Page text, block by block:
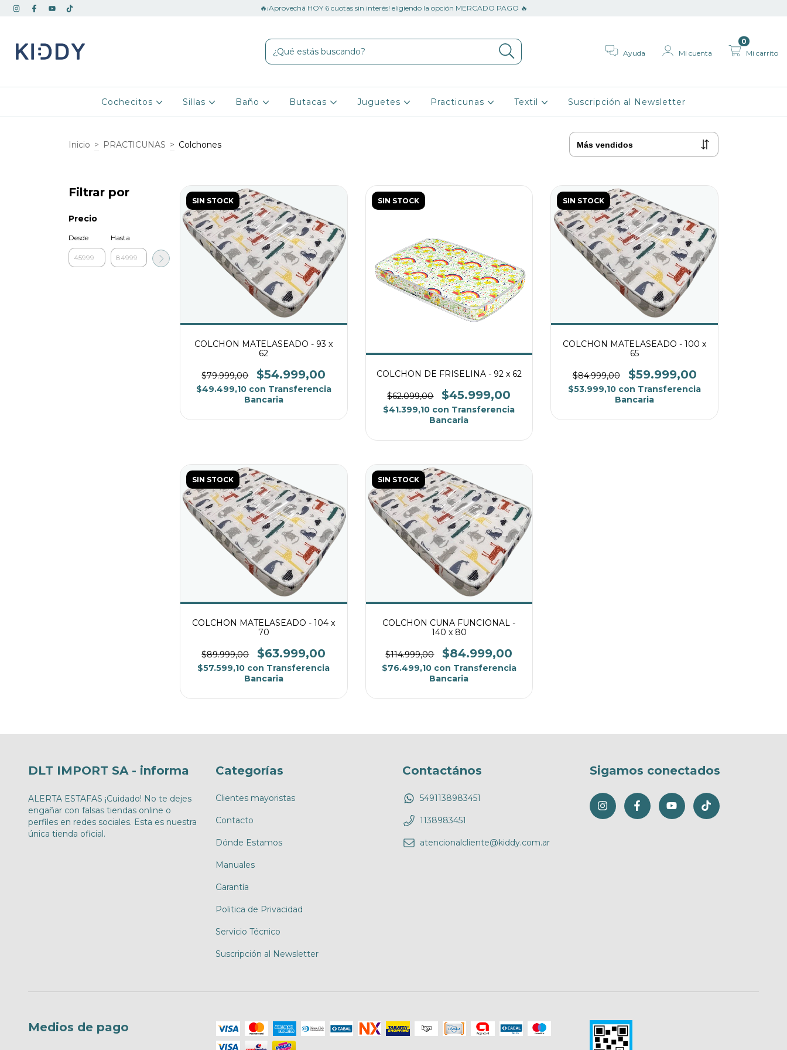
🔥¡Aprovechá HOY 6 cuotas sin interés! eligiendo la opción MERCADO PAGO 🔥
Ayuda Mi cuenta Mi carrito
0
Cochecitos Sillas Baño Butacas Juguetes Practicunas Textil Suscripción al Newsletter
Inicio > PRACTICUNAS > Colchones
Filtrar por
Precio
Desde Hasta
SIN STOCK
COLCHON MATELASEADO - 93 x
62
$79.999,00 $54.999,00
$49.499,10 con Transferencia
Bancaria
SIN STOCK
COLCHON DE FRISELINA - 92 x 62
$62.099,00 $45.999,00
$41.399,10 con Transferencia
Bancaria
SIN STOCK
COLCHON MATELASEADO - 100 x
65
$84.999,00 $59.999,00
$53.999,10 con Transferencia
Bancaria
SIN STOCK
COLCHON MATELASEADO - 104 x
70
$89.999,00 $63.999,00
$57.599,10 con Transferencia
Bancaria
SIN STOCK
COLCHON CUNA FUNCIONAL -
140 x 80
$114.999,00 $84.999,00
$76.499,10 con Transferencia
Bancaria
DLT IMPORT SA - informa
ALERTA ESTAFAS ¡Cuidado! No te dejes
engañar con falsas tiendas online o
perfiles en redes sociales. Esta es nuestra
única tienda oficial.
Categorías
Clientes mayoristas
Contacto
Dónde Estamos
Manuales
Garantía
Politica de Privacidad
Servicio Técnico
Suscripción al Newsletter
Contactános
5491138983451
1138983451
atencionalcliente@kiddy.com.ar
Sigamos conectados
Medios de pago